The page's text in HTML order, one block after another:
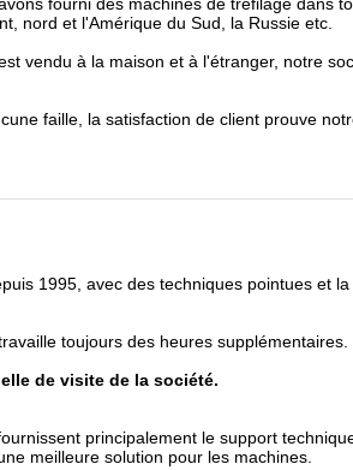
nord et l'Amérique du Sud, la Russie etc.
vendu à la maison et à l'étranger, notre
faille, la satisfaction de client prouve
1995, avec des techniques pointues et
toujours des heures supplémentaires.
de visite de la société.
principalement le support
meilleure solution pour les machines.